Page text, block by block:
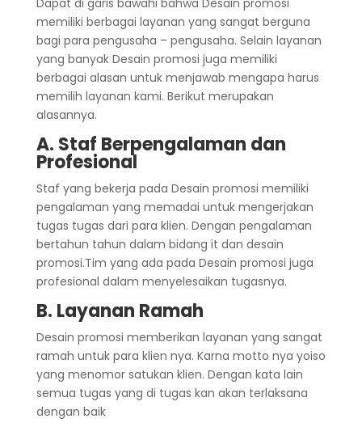
memiliki berbagai layanan yang sangat berguna
bagi para pengusaha – pengusaha. Selain layanan
yang banyak Desain promosi juga memiliki
berbagai alasan untuk menjawab mengapa harus
memilih layanan kami. Berikut merupakan
alasannya.
A. Staf Berpengalaman dan
Profesional
Staf yang bekerja pada Desain promosi memiliki
pengalaman yang memadai untuk mengerjakan
tugas tugas dari para klien. Dengan pengalaman
bertahun tahun dalam bidang it dan desain
promosi.Tim yang ada pada Desain promosi juga
profesional dalam menyelesaikan tugasnya.
B. Layanan Ramah
Desain promosi memberikan layanan yang sangat
ramah untuk para klien nya. Karna motto nya yoiso
yang menomor satukan klien. Dengan kata lain
semua tugas yang di tugas kan akan terlaksana
dengan baik